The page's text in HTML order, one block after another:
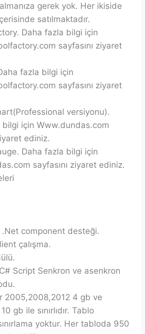
gerek yok. Her ikiside
satılmaktadır.
Daha fazla bilgi için
sayfasını ziyaret
fazla bilgi için
sayfasını ziyaret
versiyonu).
bilgi için Www.dundas.com
ediniz.
Daha fazla bilgi için
sayfasını ziyaret ediniz.
component desteği.
çalışma.
Script Senkron ve asenkron
2005,2008,2012 4 gb ve
gb ile sınırlıdır. Tablo
yoktur. Her tabloda 950